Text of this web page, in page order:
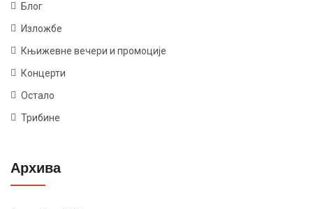
Блог
Изложбе
Књижевне вечери и промоције
Концерти
Остало
Трибине
Архива